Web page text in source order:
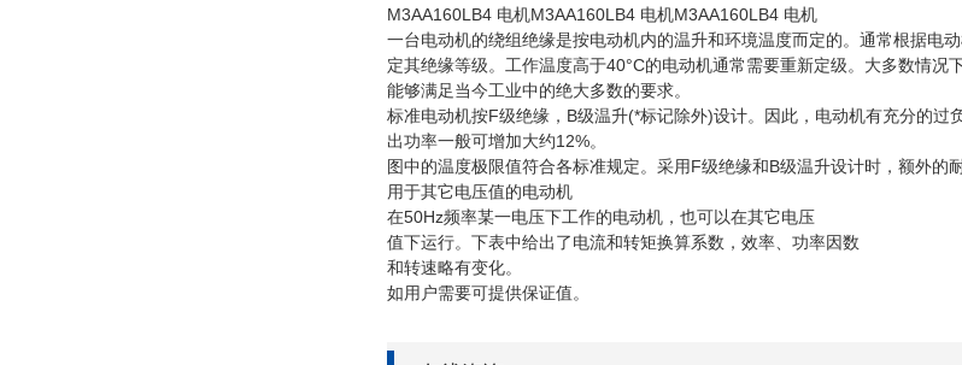
M3AA160LB4 电机M3AA160LB4 电机M3AA160LB4 电机
一台电动机的绕组绝缘是按电动机内的温升和环境温度而定的。通常根据电
定其绝缘等级。工作温度高于40°C的电动机通常需要重新定级。大多数情况
能够满足当今工业中的绝大多数的要求。
标准电动机按F级绝缘，B级温升(*标记除外)设计。因此，电动机有充分的
出功率一般可增加大约12%。
图中的温度极限值符合各标准规定。采用F级绝缘和B级温升设计时，额外的
用于其它电压值的电动机
在50Hz频率某一电压下工作的电动机，也可以在其它电压
值下运行。下表中给出了电流和转矩换算系数，效率、功率因数
和转速略有变化。
如用户需要可提供保证值。